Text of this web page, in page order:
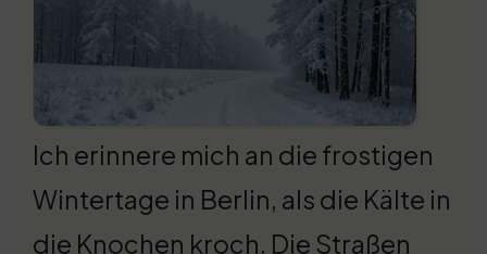
Ich erinnere mich an die frostigen
Wintertage in Berlin, als die Kälte in
die Knochen kroch. Die Straßen